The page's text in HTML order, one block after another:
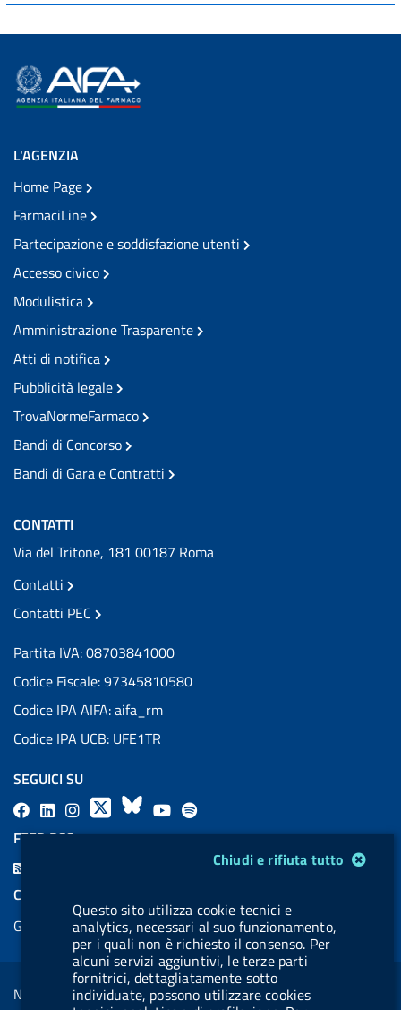
Chiudi e rifiuta tutto
Questo sito utilizza cookie tecnici e
analytics, necessari al suo funzionamento,
per i quali non è richiesto il consenso. Per
alcuni servizi aggiuntivi, le terze parti
fornitrici, dettagliatamente sotto
individuate, possono utilizzare cookies
L'AGENZIA
Home Page
FarmaciLine
Partecipazione e soddisfazione utenti
Accesso civico
Modulistica
Amministrazione Trasparente
Atti di notifica
Pubblicità legale
TrovaNormeFarmaco
Bandi di Concorso
Bandi di Gara e Contratti
CONTATTI
Via del Tritone, 181 00187 Roma
Contatti
Contatti PEC
Partita IVA: 08703841000
Codice Fiscale: 97345810580
Codice IPA AIFA: aifa_rm
Codice IPA UCB: UFE1TR
SEGUICI SU
F
a
L
i
a
l
.
b
u
t
X
B
l
s
k
y
Y
o
u
b
e
l
a
l
.
b
u
t
FEED RSS
COOKIES
Gestione cookie
Sezione Link Utili
Note legali